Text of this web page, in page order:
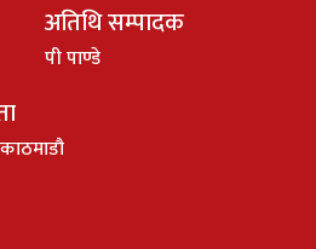
अतिथि सम्पादक
पी पाण्डे